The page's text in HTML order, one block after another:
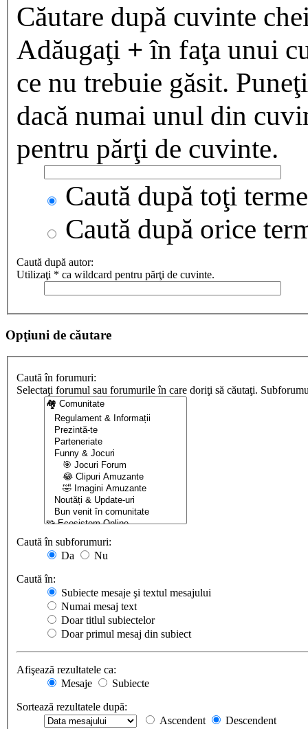
Căutare după cuvinte
Adăugaţi + în faţa unui
ce nu trebuie găsit.
dacă numai unul din
pentru părţi de cuvinte.
Caută după toţi
Caută după orice
Caută după autor:
Utilizaţi * ca wildcard pentru părţi de cuvinte.
Opţiuni de căutare
Caută în forumuri:
Selectaţi forumul sau forumurile în care doriţi să căutaţi.
Caută în subforumuri:
Da
Nu
Caută în:
Subiecte mesaje şi textul mesajului
Numai mesaj text
Doar titlul subiectelor
Doar primul mesaj din subiect
Afişează rezultatele ca:
Mesaje
Subiecte
Sortează rezultatele după:
Ascendent
Descendent